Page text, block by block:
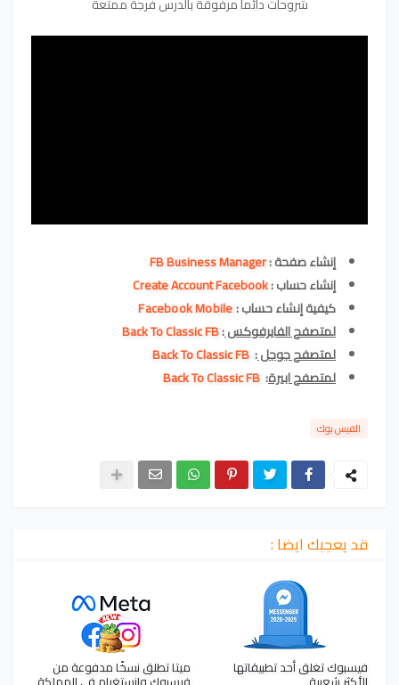
إنشاء صفحة :FB Business Manager
إنشاء حساب :Create Account Facebook
كيفيةإنشاء حساب :Facebook Mobile
لمتصفح الفايرفوكس:
Back To Classic FB
لمتصفح جوجل:
Back To Classic FB
لمتصفح ابيرة:
Back To Classic FB
الفيس بوك
قد يعجبك ايضا :
فيسبوك تغلق أحد تطبيقاتها ميتا تطلق نسخًا مدفوعة من